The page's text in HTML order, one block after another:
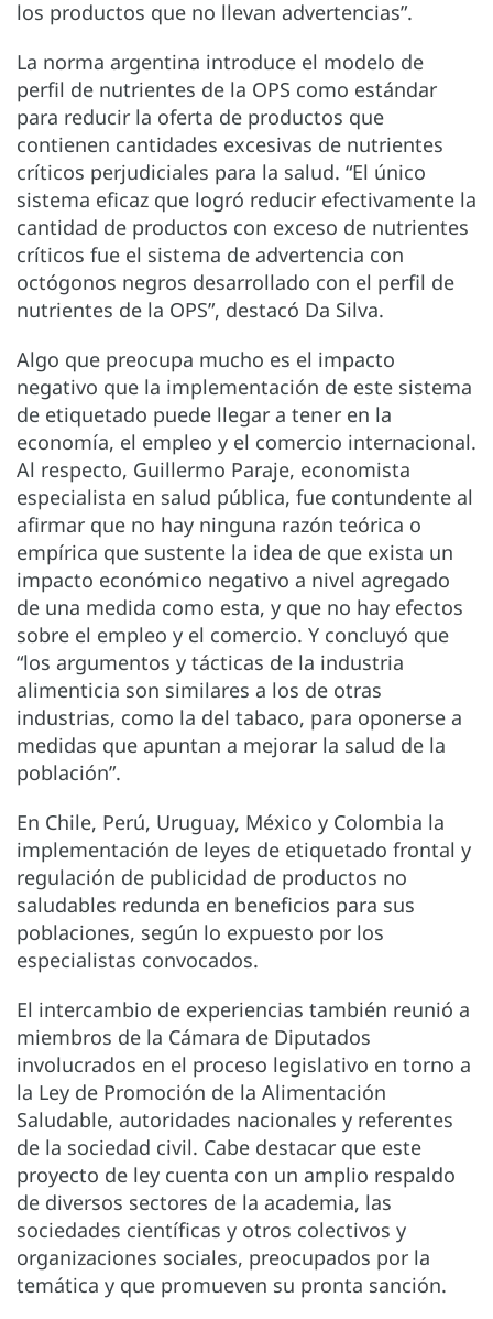
los productos que no llevan advertencias”.
La norma argentina introduce el modelo de
perfil de nutrientes de la OPS como estándar
para reducir la oferta de productos que
contienen cantidades excesivas de nutrientes
críticos perjudiciales para la salud. “El único
sistema eficaz que logró reducir efectivamente la
cantidad de productos con exceso de nutrientes
críticos fue el sistema de advertencia con
octógonos negros desarrollado con el perfil de
nutrientes de la OPS”, destacó Da Silva.
Algo que preocupa mucho es el impacto
negativo que la implementación de este sistema
de etiquetado puede llegar a tener en la
economía, el empleo y el comercio internacional.
Al respecto, Guillermo Paraje, economista
especialista en salud pública, fue contundente al
afirmar que no hay ninguna razón teórica o
empírica que sustente la idea de que exista un
impacto económico negativo a nivel agregado
de una medida como esta, y que no hay efectos
sobre el empleo y el comercio. Y concluyó que
“los argumentos y tácticas de la industria
alimenticia son similares a los de otras
industrias, como la del tabaco, para oponerse a
medidas que apuntan a mejorar la salud de la
población”.
En Chile, Perú, Uruguay, México y Colombia la
implementación de leyes de etiquetado frontal y
regulación de publicidad de productos no
saludables redunda en beneficios para sus
poblaciones, según lo expuesto por los
especialistas convocados.
El intercambio de experiencias también reunió a
miembros de la Cámara de Diputados
involucrados en el proceso legislativo en torno a
la Ley de Promoción de la Alimentación
Saludable, autoridades nacionales y referentes
de la sociedad civil. Cabe destacar que este
proyecto de ley cuenta con un amplio respaldo
de diversos sectores de la academia, las
sociedades científicas y otros colectivos y
organizaciones sociales, preocupados por la
temática y que promueven su pronta sanción.